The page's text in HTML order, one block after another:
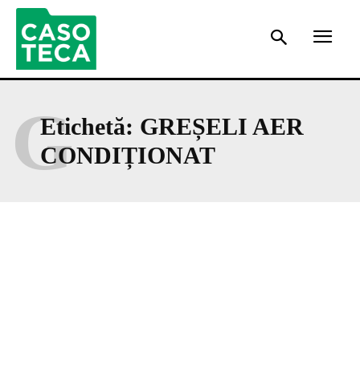
Etichetă: GREȘELI AER
CONDIȚIONAT
G